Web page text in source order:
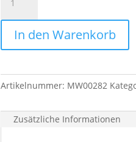
Blanc
Grande
Reserve
2017
Stein
Menge
In den Warenkorb
Artikelnummer: MW00282
Zusätzliche Informationen